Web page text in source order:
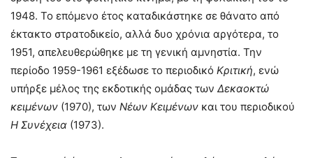
1948. Το επόμενο έτος καταδικάστηκε σε θάνατο από
έκτακτο στρατοδικείο, αλλά δυο χρόνια αργότερα, το
1951, απελευθερώθηκε με τη γενική αμνηστία. Την
περίοδο 1959-1961 εξέδωσε το περιοδικό Κριτική, ενώ
υπήρξε μέλος της εκδοτικής ομάδας των Δεκαοκτώ
κειμένων (1970), των Νέων Κειμένων και του περιοδικού
Η Συνέχεια (1973).